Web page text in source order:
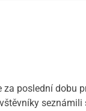
poslední